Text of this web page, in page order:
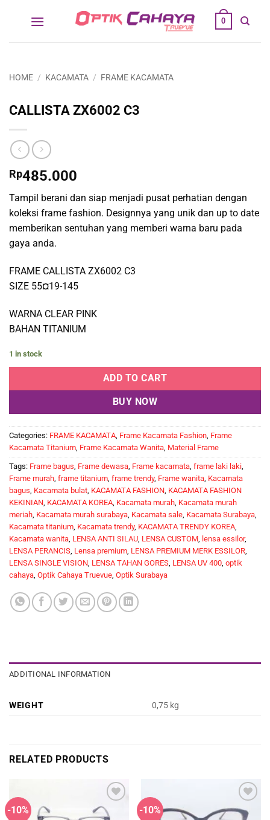
0
HOME / KACAMATA / FRAME KACAMATA
CALLISTA ZX6002 C3
Rp485.000
Tampil berani dan siap menjadi pusat perhatian dengan
koleksi frame fashion. Designnya yang unik dan up to date
memberikan sentuhan yang memberi warna baru pada
gaya anda.
FRAME CALLISTA ZX6002 C3
SIZE 55¤19-145
WARNA CLEAR PINK
BAHAN TITANIUM
1 in stock
ADD TO CART
BUY NOW
Categories: FRAME KACAMATA, Frame Kacamata Fashion, Frame
Kacamata Titanium, Frame Kacamata Wanita, Material Frame
Tags: Frame bagus, Frame dewasa, Frame kacamata, frame laki laki,
Frame murah, frame titanium, frame trendy, Frame wanita, Kacamata
bagus, Kacamata bulat, KACAMATA FASHION, KACAMATA FASHION
KEKINIAN, KACAMATA KOREA, Kacamata murah, Kacamata murah
meriah, Kacamata murah surabaya, Kacamata sale, Kacamata Surabaya,
Kacamata titanium, Kacamata trendy, KACAMATA TRENDY KOREA,
Kacamata wanita, LENSA ANTI SILAU, LENSA CUSTOM, lensa essilor,
LENSA PERANCIS, Lensa premium, LENSA PREMIUM MERK ESSILOR,
LENSA SINGLE VISION, LENSA TAHAN GORES, LENSA UV 400, optik
cahaya, Optik Cahaya Truevue, Optik Surabaya
ADDITIONAL INFORMATION
WEIGHT 0,75 kg
RELATED PRODUCTS
-10% -10%